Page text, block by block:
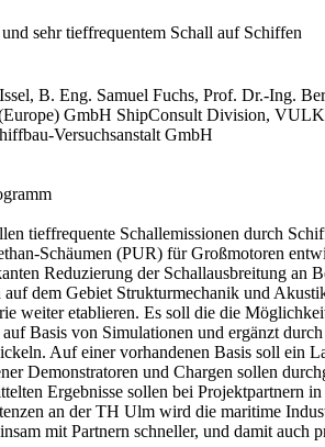
sehr tieffrequentem Schall auf Schiffen
B. Eng. Samuel Fuchs, Prof. Dr.-Ing.
GmbH ShipConsult Division,
Versuchsanstalt GmbH​
tieffrequente Schallemissionen durch
Schäumen (PUR) für Großmotoren
Reduzierung der Schallausbreitung an
dem Gebiet Strukturmechanik und
weiter etablieren. Es soll die die
Basis von Simulationen und ergänzt
Auf einer vorhandenen Basis soll ein
Demonstratoren und Chargen sollen
Ergebnisse sollen bei Projektpartnern
an der TH Ulm wird die maritime
mit Partnern schneller, und damit auch